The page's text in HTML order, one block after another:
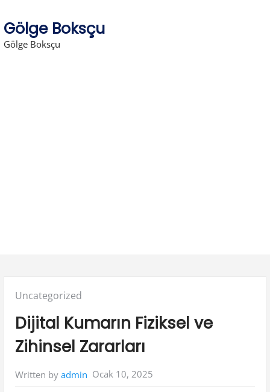
Gölge Boksçu
Gölge Boksçu
Posted
Uncategorized
Dijital Kumarın Fiziksel ve
Zihinsel Zararları
Written by admin Ocak 10, 2025